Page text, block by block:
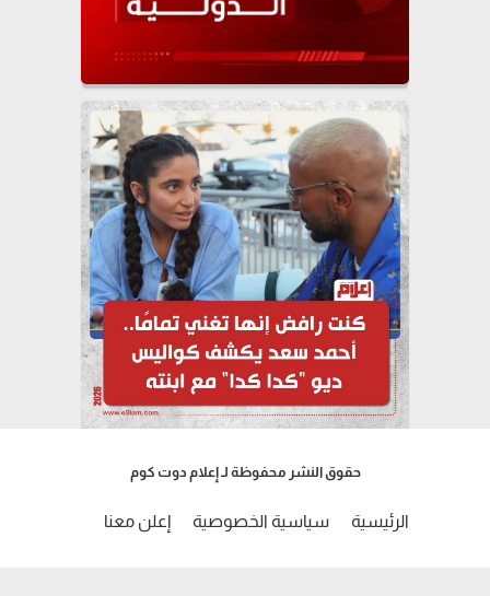
حقوق النشر محفوظة لـ إعلام دوت كوم
الرئيسية سياسية الخصوصية إعلن معنا